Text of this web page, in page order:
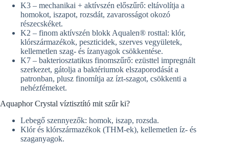
K3 – mechanikai + aktívszén előszűrő: eltávolítja a
homokot, iszapot, rozsdát, zavarosságot okozó
részecskéket.
K2 – finom aktívszén blokk Aqualen® rosttal: klór,
klórszármazékok, peszticidek, szerves vegyületek,
kellemetlen szag- és ízanyagok csökkentése.
K7 – bakteriosztatikus finomszűrő: ezüsttel impregnált
szerkezet, gátolja a baktériumok elszaporodását a
patronban, plusz finomítja az ízt-szagot, csökkenti a
nehézfémeket.
Aquaphor Crystal víztisztító mit szűr ki?
Lebegő szennyezők: homok, iszap, rozsda.
Klór és klórszármazékok (THM-ek), kellemetlen íz- és
szaganyagok.